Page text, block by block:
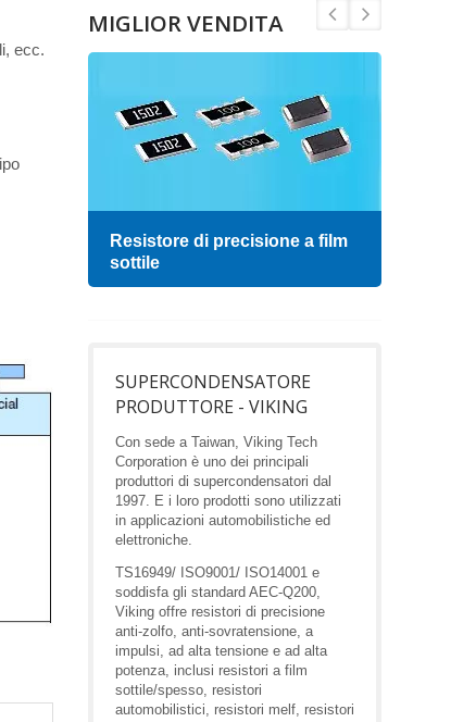
ecc.
MIGLIOR VENDITA
Resistore di precisione a film
sottile
SUPERCONDENSATORE
PRODUTTORE - VIKING
Con sede a Taiwan, Viking Tech
Corporation è uno dei principali
produttori di supercondensatori dal
1997. E i loro prodotti sono utilizzati
in applicazioni automobilistiche ed
elettroniche.
TS16949/ ISO9001/ ISO14001 e
soddisfa gli standard AEC-Q200,
Viking offre resistori di precisione
anti-zolfo, anti-sovratensione, a
impulsi, ad alta tensione e ad alta
potenza, inclusi resistori a film
sottile/spesso, resistori
automobilistici, resistori melf, resistori